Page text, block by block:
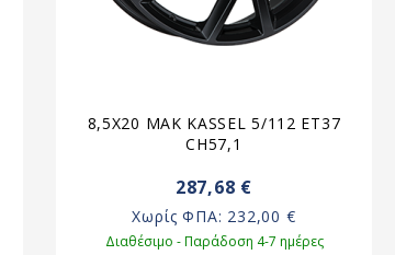
8,5X20 MAK KASSEL 5/112 ET37
CH57,1
287,68 €
Χωρίς ΦΠΑ: 232,00 €
Διαθέσιμο - Παράδοση 4-7 ημέρες